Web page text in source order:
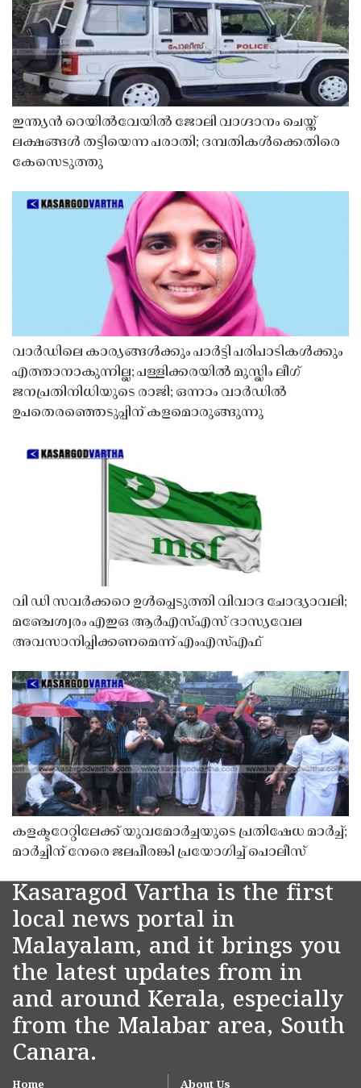
ഇന്ത്യൻ റെയിൽവേയിൽ ജോലി വാഗ്ദാനം ചെയ്ത്
ലക്ഷങ്ങൾ തട്ടിയെന്ന പരാതി; ദമ്പതികൾക്കെതിരെ
കേസെടുത്തു
വാർഡിലെ കാര്യങ്ങൾക്കും പാർട്ടി പരിപാടികൾക്കും
എത്താനാകുന്നില്ല; പള്ളിക്കരയിൽ മുസ്ലിം ലീഗ്
ജനപ്രതിനിധിയുടെ രാജി; ഒന്നാം വാർഡിൽ
ഉപതെരഞ്ഞെടുപ്പിന് കളമൊരുങ്ങുന്നു
വി ഡി സവർക്കറെ ഉൾപ്പെടുത്തി വിവാദ ചോദ്യാവലി;
മഞ്ചേശ്വരം എഇഒ ആർഎസ്എസ് ദാസ്യവേല
അവസാനിപ്പിക്കണമെന്ന് എംഎസ്എഫ്
കളക്ടറേറ്റിലേക്ക് യുവമോർച്ചയുടെ പ്രതിഷേധ മാർച്ച്;
മാർച്ചിന് നേരെ ജലപീരങ്കി പ്രയോഗിച്ച് പൊലീസ്
Kasaragod Vartha is the first
local news portal in
Malayalam, and it brings you
the latest updates from in
and around Kerala, especially
from the Malabar area, South
Canara.